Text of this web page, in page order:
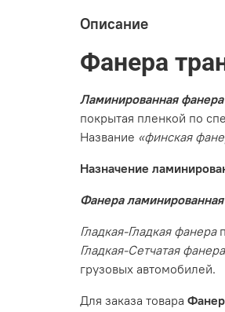
Описание
Фанера
Ламинированная фанера
покрытая пленкой по
Название «финская
Назначение
Фанера ламинированная
Гладкая-Гладкая фанера
Гладкая-Сетчатая фанера
грузовых автомобилей.
Для заказа товара